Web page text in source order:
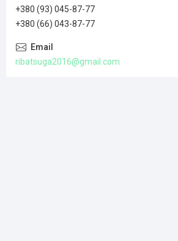
+380 (93) 045-87-77
+380 (66) 043-87-77
ribatsuga2016@gmail.com